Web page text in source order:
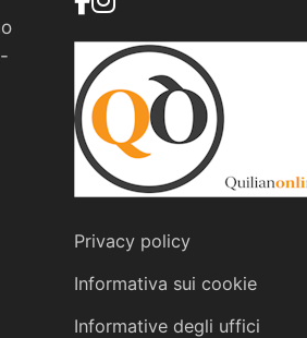
Privacy policy
Informativa sui cookie
Informative degli uffici